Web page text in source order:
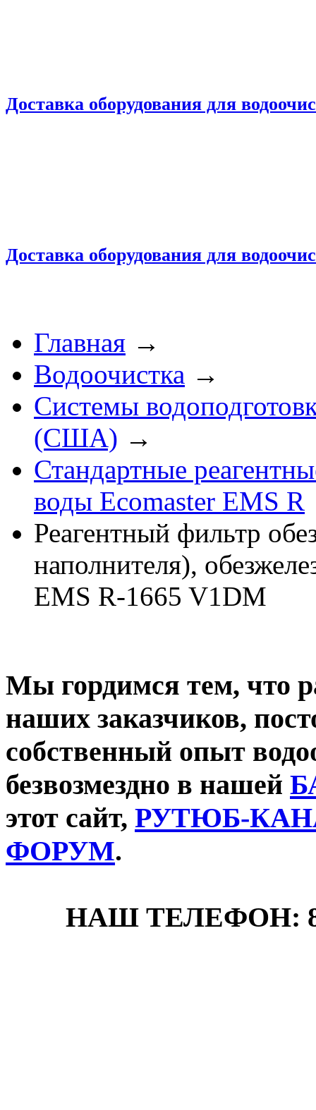
Доставка оборудования для
Доставка оборудования для
Главная →
Водоочистка →
Системы
(США) →
Стандартные
воды Ecomaster EMS R
Реагентный фильтр
наполнителя),
EMS R-1665 V1DM
Мы гордимся тем, что
наших заказчиков,
собственный опыт
безвозмездно в нашей
этот сайт, РУТЮБ-
ФОРУМ.
НАШ ТЕЛЕФОН: 8-